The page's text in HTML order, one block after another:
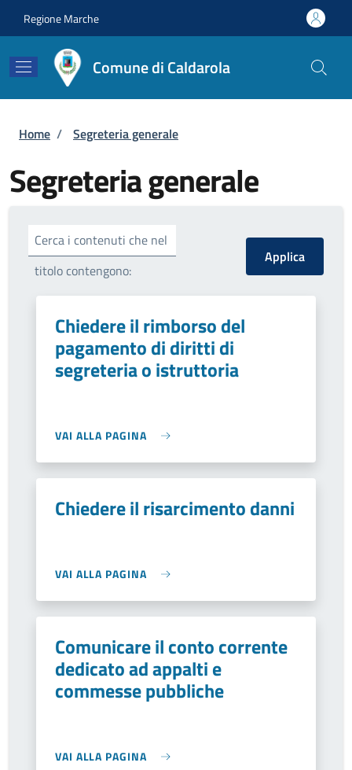
Regione Marche
Comune di Caldarola
Briciole di pane
Home / Segreteria generale
Segreteria generale
Cerca i contenuti che nel
titolo contengono:
Chiedere il rimborso del
pagamento di diritti di
segreteria o istruttoria
VAI ALLA PAGINA
Chiedere il risarcimento danni
VAI ALLA PAGINA
Comunicare il conto corrente
dedicato ad appalti e
commesse pubbliche
VAI ALLA PAGINA